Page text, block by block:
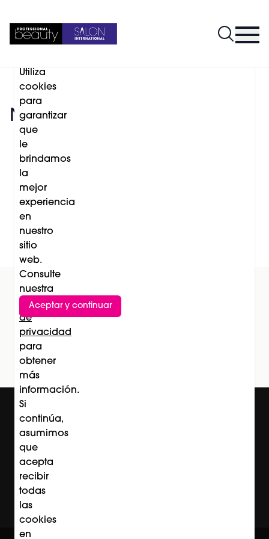
Nuevo en Unilabor
Suscríbete al newsletter
PROFESSIONAL
BEAUTY
Utiliza
cookies
para
garantizar
que
le
brindamos
la
mejor
experiencia
en
nuestro
sitio
web.
Consulte
nuestra
Política
de
privacidad
para
obtener
más
información.
Si
continúa,
asumimos
que
acepta
recibir
todas
las
cookies
en
Aceptar y continuar